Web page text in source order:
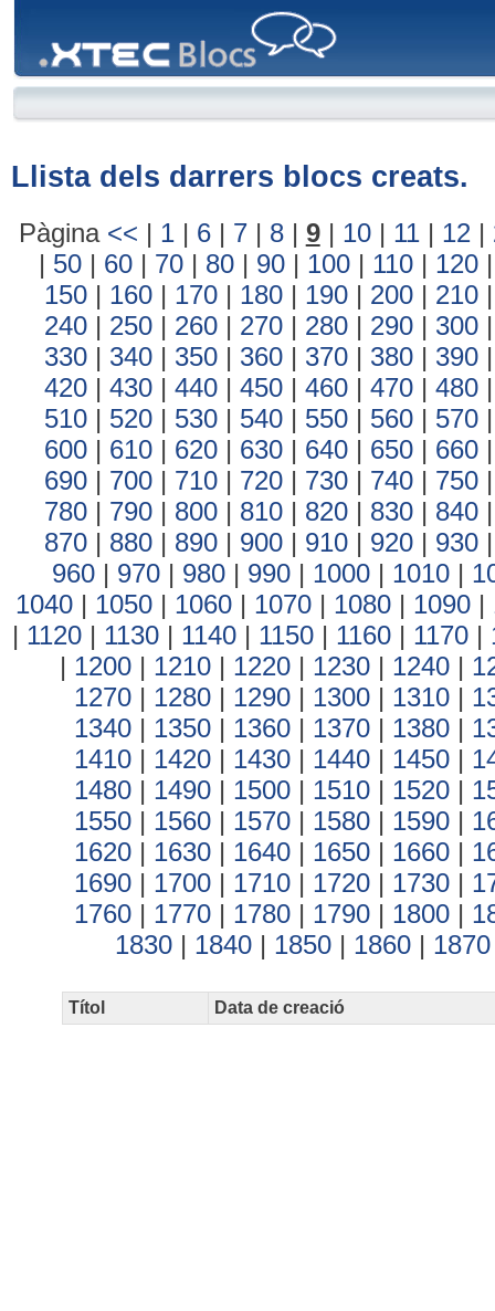
Llista dels darrers blocs creats.
Pàgina << | 1| 6| 7| 8| 9| 10| 11| 12|
| 50| 60| 70| 80| 90| 100| 110| 120
150| 160| 170| 180| 190| 200| 210
240| 250| 260| 270| 280| 290| 300
330| 340| 350| 360| 370| 380| 390
420| 430| 440| 450| 460| 470| 480
510| 520| 530| 540| 550| 560| 570
600| 610| 620| 630| 640| 650| 660
690| 700| 710| 720| 730| 740| 750
780| 790| 800| 810| 820| 830| 840
870| 880| 890| 900| 910| 920| 930
960| 970| 980| 990| 1000| 1010|
1040| 1050| 1060| 1070| 1080| 1090|
| 1120| 1130| 1140| 1150| 1160| 1170|
| 1200| 1210| 1220| 1230| 1240|
1270| 1280| 1290| 1300| 1310|
1340| 1350| 1360| 1370| 1380|
1410| 1420| 1430| 1440| 1450|
1480| 1490| 1500| 1510| 1520|
1550| 1560| 1570| 1580| 1590|
1620| 1630| 1640| 1650| 1660|
1690| 1700| 1710| 1720| 1730|
1760| 1770| 1780| 1790| 1800|
1830| 1840| 1850| 1860| 1870
Títol Data de creació